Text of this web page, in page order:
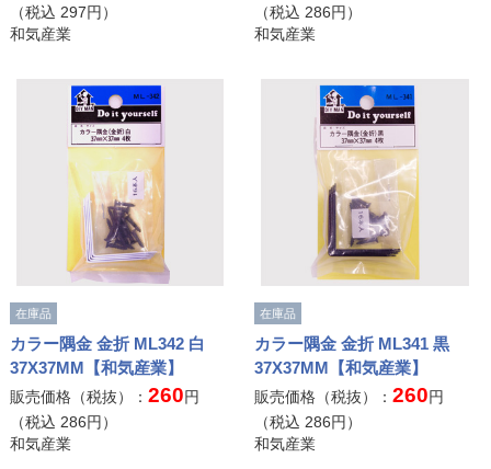
（税込 297円）
和気産業
（税込 286円）
和気産業
在庫品
カラー隅金 金折 ML342 白
37X37MM【和気産業】
販売価格（税抜）： 260円
（税込 286円）
和気産業
在庫品
カラー隅金 金折 ML341 黒
37X37MM【和気産業】
販売価格（税抜）：260円
（税込286円）
和気産業